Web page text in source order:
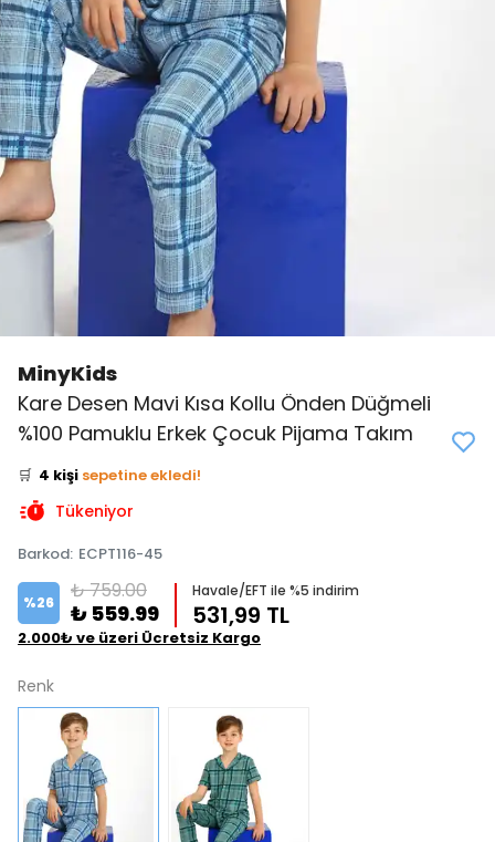
MinyKids
Kare Desen Mavi Kısa Kollu Önden Düğmeli
%100 Pamuklu Erkek Çocuk Pijama Takım
👀 Şu an
inceliyor!
favoriledi!
🛒 4 kişi sepetine ekledi!
✅ Bugün 2 adet
Tükeniyor
Barkod: ECPT116-45
%26 ₺ 759.00
₺ 559.99
Havale/EFT ile %5 indirim
531,99 TL
2.000₺ ve üzeri Ücretsiz Kargo
Renk